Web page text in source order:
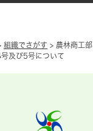
組織でさがす > 農林商工部
及び5号について